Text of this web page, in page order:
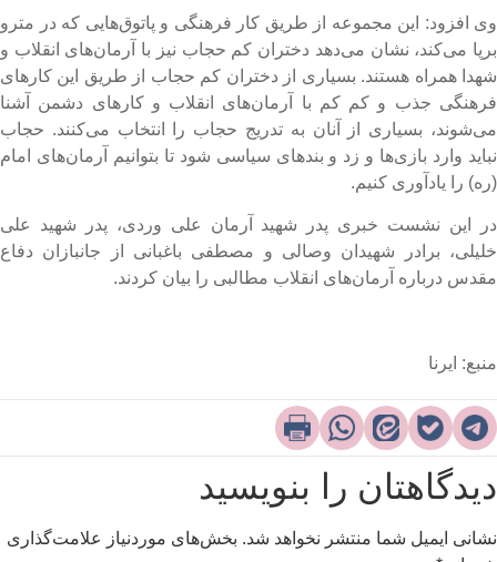
افزود: این مجموعه از طریق کار فرهنگی و پاتوق‌هایی که در مترو
می‌کند، نشان می‌دهد دختران کم حجاب نیز با آرمان‌های انقلاب و
همراه هستند. بسیاری از دختران کم حجاب از طریق این کارهای
جذب و کم کم با آرمان‌های انقلاب و کارهای دشمن آشنا
بسیاری از آنان به تدریج حجاب را انتخاب می‌کنند. حجاب
وارد بازی‌ها و زد و بندهای سیاسی شود تا بتوانیم آرمان‌های امام
را یادآوری کنیم.
این نشست خبری پدر شهید آرمان علی وردی، پدر شهید علی
برادر شهیدان وصالی و مصطفی باغبانی از جانبازان دفاع
درباره آرمان‌های انقلاب مطالبی را بیان کردند.
ایرنا
را بنویسید
ایمیل شما منتشر نخواهد شد. بخش‌های موردنیاز علامت‌گذاری